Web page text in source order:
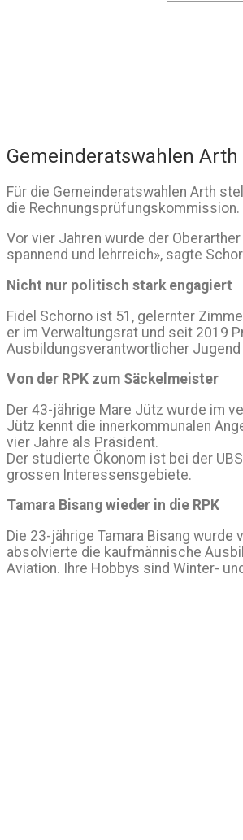
Gemeinderatswahlen Arth
Für die Gemeinderatswahlen Arth
die Rechnungsprüfungskommission.
Vor vier Jahren wurde der
spannend und lehrreich», sagte
Nicht nur politisch stark engagiert
Fidel Schorno ist 51, gelernter
er im Verwaltungsrat und seit 2019
Ausbildungsverantwortlicher
Von der RPK zum Säckelmeister
Der 43-jährige Mare Jütz wurde im
Jütz kennt die innerkommunalen
vier Jahre als Präsident.
Der studierte Ökonom ist bei der
grossen Interessensgebiete.
Tamara Bisang wieder in die RPK
Die 23-jährige Tamara Bisang
absolvierte die kaufmännische
Aviation. Ihre Hobbys sind Winter-